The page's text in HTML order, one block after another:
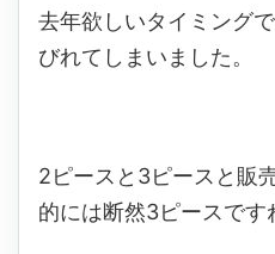
去年欲しいタイミング
びれてしまいました。
2ピースと3ピースと販
的には断然3ピースです